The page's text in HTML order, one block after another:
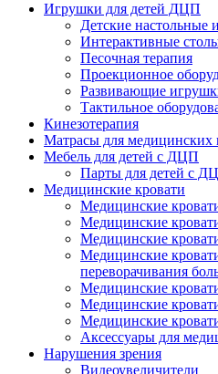
Игрушки для детей ДЦП
Детские настольные
Интерактивные
Песочная терапия
Проекционное
Развивающие
Тактильное
Кинезотерапия
Матрасы для медицинских
Мебель для детей с ДЦП
Парты для детей с
Медицинские кровати
Медицинские
Медицинские
Медицинские
Медицинские
переворачивания
Медицинские
Медицинские
Медицинские
Аксессуары для
Нарушения зрения
Видеоувеличители